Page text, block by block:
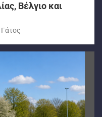
Βέλγιο και